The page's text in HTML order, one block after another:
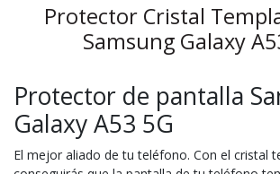
Protector Cristal
Samsung Galaxy
Protector de pantalla
Galaxy A53 5G
El mejor aliado de tu teléfono. Con el cristal